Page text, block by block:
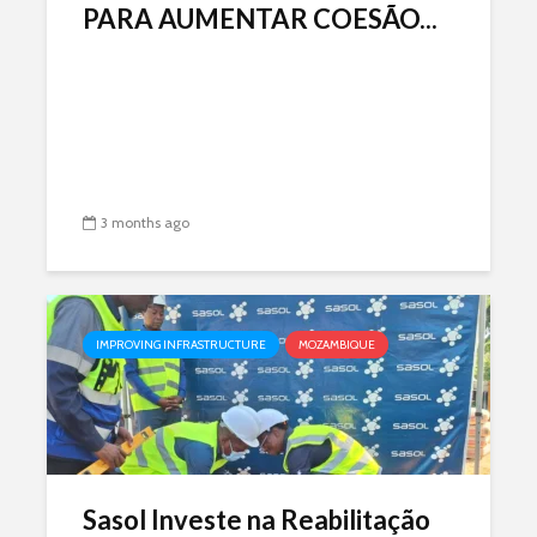
PARA AUMENTAR COESÃO...
3 months ago
IMPROVING INFRASTRUCTURE MOZAMBIQUE
Sasol Investe na Reabilitação